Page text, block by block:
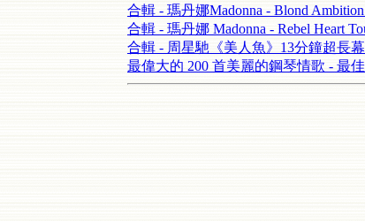
合輯 - 瑪丹娜Madonna - Blond
合輯 - 瑪丹娜 Madonna - Rebel Heart
合輯 - 周星馳《美人魚》13分鐘超長
最偉大的 200 首美麗的鋼琴情歌 - 最